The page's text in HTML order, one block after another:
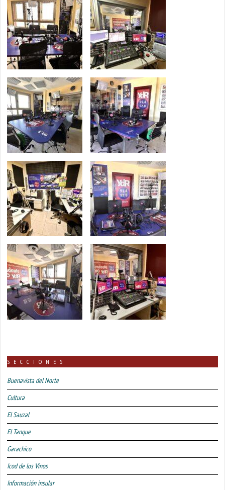
SECCIONES
Buenavista del Norte
Cultura
El Sauzal
El Tanque
Garachico
Icod de los Vinos
Información insular